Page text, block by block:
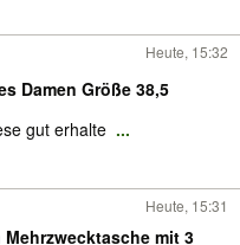
Heute, 15:32
Damen Größe 38,5
gut erhalte ...
Heute, 15:31
Mehrzwecktasche mit 3